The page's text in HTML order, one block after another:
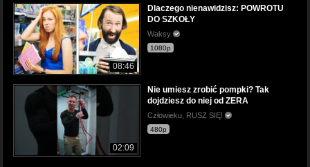
08:46
Dlaczego nienawidzisz: POWROTU
DO SZKOŁY
Waksy
1080p
02:09
Nie umiesz zrobić pompki? Tak
dojdziesz do niej od ZERA
Człowieku, RUSZ SIĘ!
480p